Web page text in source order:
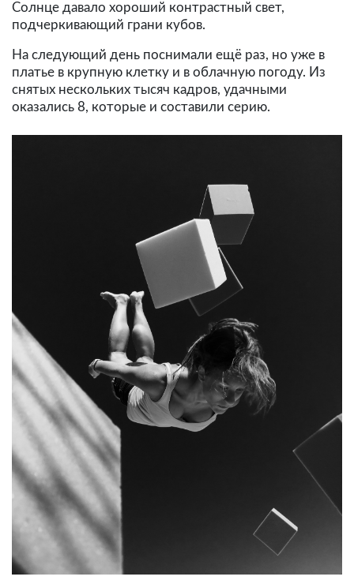
Солнце давало хороший контрастный свет,
подчеркивающий грани кубов.
На следующий день поснимали ещё раз, но уже в
платье в крупную клетку и в облачную погоду. Из
снятых нескольких тысяч кадров, удачными
оказались 8, которые и составили серию.